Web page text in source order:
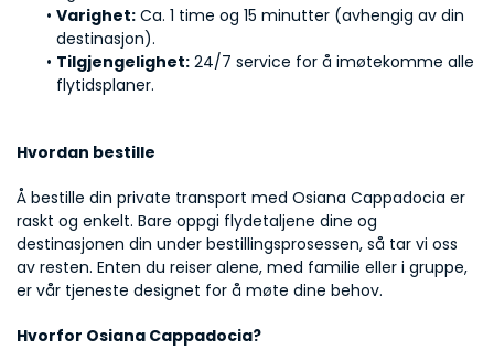
Varighet: Ca. 1 time og 15 minutter (avhengig av din
destinasjon).
Tilgjengelighet: 24/7 service for å imøtekomme alle
flytidsplaner.
Hvordan bestille
Å bestille din private transport med Osiana Cappadocia er
raskt og enkelt. Bare oppgi flydetaljene dine og
destinasjonen din under bestillingsprosessen, så tar vi oss
av resten. Enten du reiser alene, med familie eller i gruppe,
er vår tjeneste designet for å møte dine behov.
Hvorfor Osiana Cappadocia?